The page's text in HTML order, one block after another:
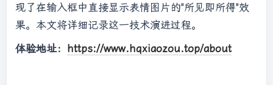
现了在输入框中直接显示表情图片的"所见即所得"效
果。本文将详细记录这一技术演进过程。
体验地址： https://www.hqxiaozou.top/about